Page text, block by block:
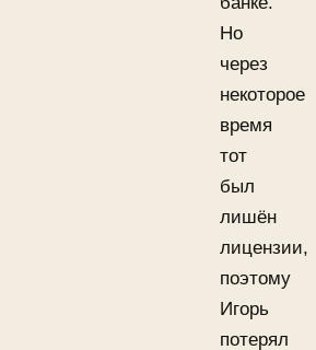
Но
через
некоторое
время
тот
был
лишён
лицензии,
поэтому
Игорь
потерял